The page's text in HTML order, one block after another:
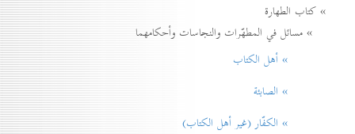
» كتاب الطهارة
» مسائل في المطهّرات والنجاسات وأحكامهما
» أهل الكتاب
» الصابئة
» الكفّار (غير أهل الكتاب)